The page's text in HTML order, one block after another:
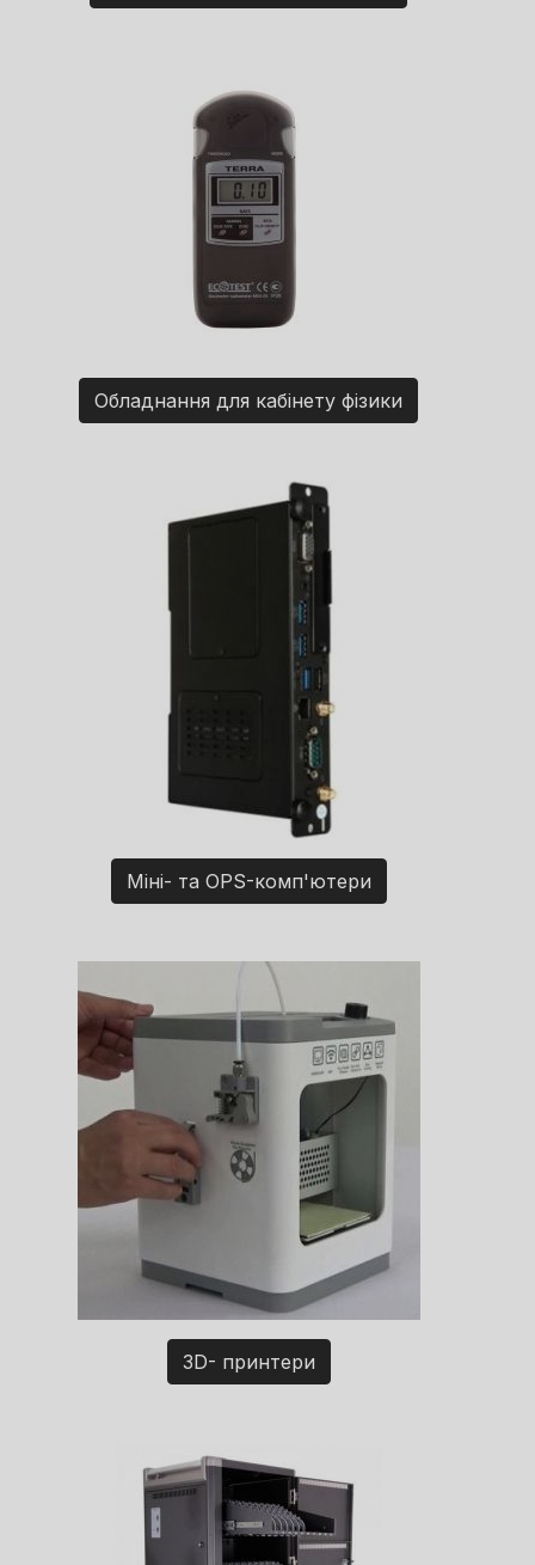
Обладнання для кабінету фізики
Міні- та OPS-комп'ютери
3D- принтери